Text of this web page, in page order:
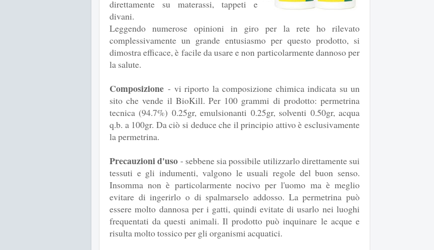
direttamente su materassi, tappeti e
divani.
Leggendo numerose opinioni in giro per la rete ho rilevato
complessivamente un grande entusiasmo per questo prodotto, si
dimostra efficace, è facile da usare e non particolarmente dannoso per
la salute.
Composizione - vi riporto la composizione chimica indicata su un
sito che vende il BioKill. Per 100 grammi di prodotto: permetrina
tecnica (94.7%) 0.25gr, emulsionanti 0.25gr, solventi 0.50gr, acqua
q.b. a 100gr. Da ciò si deduce che il principio attivo è esclusivamente
la permetrina.
Precauzioni d'uso - sebbene sia possibile utilizzarlo direttamente sui
tessuti e gli indumenti, valgono le usuali regole del buon senso.
Insomma non è particolarmente nocivo per l'uomo ma è meglio
evitare di ingerirlo o di spalmarselo addosso. La permetrina può
essere molto dannosa per i gatti, quindi evitate di usarlo nei luoghi
frequentati da questi animali. Il prodotto può inquinare le acque e
risulta molto tossico per gli organismi acquatici.